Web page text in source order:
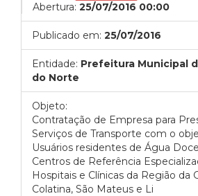
Abertura: 25/07/2016 00:00
Publicado em: 25/07/2016
Entidade: Prefeitura Municipal
do Norte
Objeto:
Contratação de Empresa para
Serviços de Transporte com o
Usuários residentes de Água
Centros de Referência
Hospitais e Clínicas da Região da
Colatina, São Mateus e Li